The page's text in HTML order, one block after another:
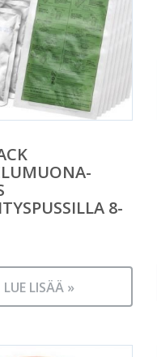
8-
LUE LISÄÄ »